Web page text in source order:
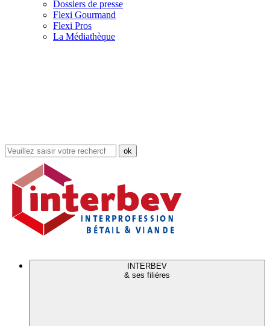
Dossiers de presse
Flexi Gourmand
Flexi Pros
La Médiathèque
Rechercher
dans
site
INTERBEV
& ses filières